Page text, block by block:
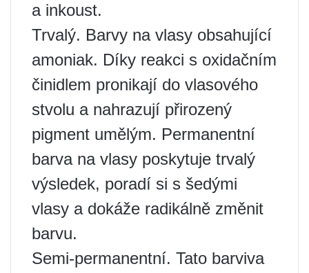
a inkoust.
Trvalý. Barvy na vlasy obsahující
amoniak. Díky reakci s oxidačním
činidlem pronikají do vlasového
stvolu a nahrazují přirozený
pigment umělým. Permanentní
barva na vlasy poskytuje trvalý
výsledek, poradí si s šedými
vlasy a dokáže radikálně změnit
barvu.
Semi-permanentní. Tato barviva